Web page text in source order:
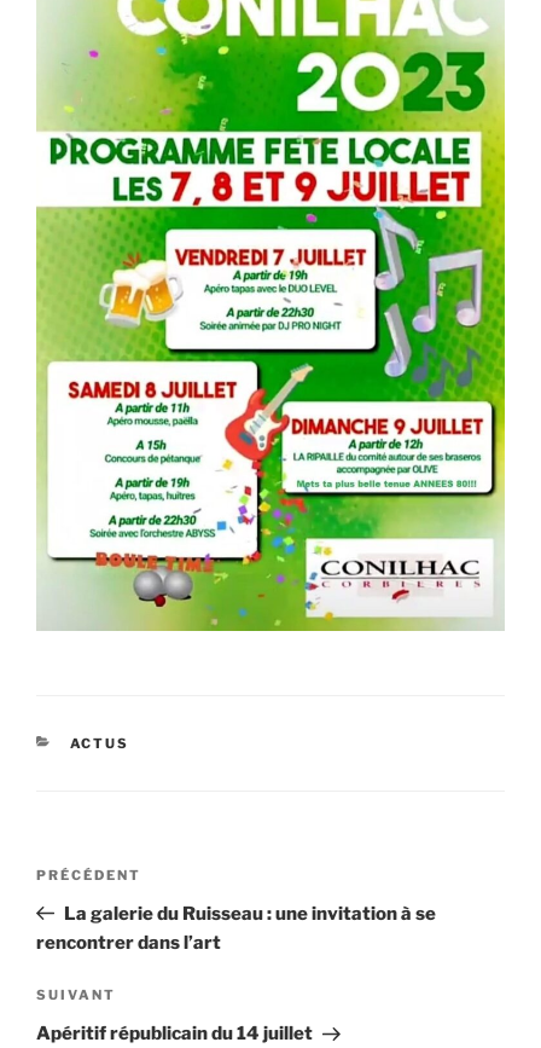
CATÉGORIES
ACTUS
Navigation
l’article
Article
précédent
PRÉCÉDENT
La galerie du Ruisseau : une invitation à se
rencontrer dans l’art
Article
suivant
SUIVANT
Apéritif républicain du 14 juillet